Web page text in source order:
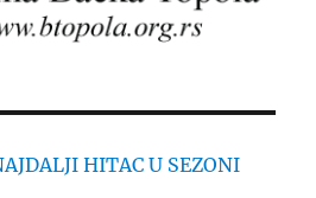
HITAC U SEZONI